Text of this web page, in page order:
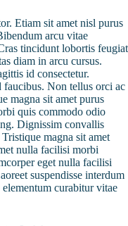
Etiam sit amet nisl purus
arcu vitae
tincidunt lobortis feugiat
diam in arcu cursus.
id consectetur.
faucibus. Non tellus orci ac
magna sit amet purus
quis commodo odio
Dignissim convallis
magna sit amet
nulla facilisi morbi
eget nulla facilisi
suspendisse interdum
curabitur vitae